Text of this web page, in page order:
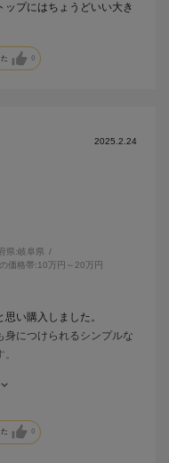
プにはちょうどいい大き
0
2025.2.24
県:岐阜県
価格帯:10万円～20万円
い購入しました。
身につけられるシンプルな
。
たので1番低いもので選択
0